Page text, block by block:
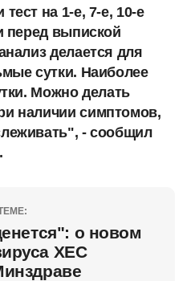
на 1-е, 7-е, 10-е
перед выпиской
делается для
сутки. Наиболее
Можно делать
наличии симптомов,
- сообщил
о новом
ХЕС